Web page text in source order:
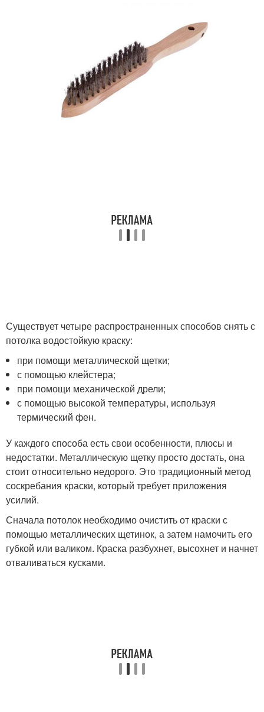
Существует четыре распространенных способов снять с
потолка водостойкую краску:
при помощи металлической щетки;
с помощью клейстера;
при помощи механической дрели;
с помощью высокой температуры, используя
термический фен.
У каждого способа есть свои особенности, плюсы и
недостатки. Металлическую щетку просто достать, она
стоит относительно недорого. Это традиционный метод
соскребания краски, который требует приложения
усилий.
Сначала потолок необходимо очистить от краски с
помощью металлических щетинок, а затем намочить его
губкой или валиком. Краска разбухнет, высохнет и начнет
отваливаться кусками.